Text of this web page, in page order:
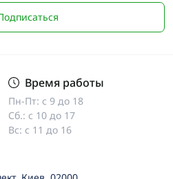
Время работы
Пн-Пт: с 9 до 18
Сб.: с 10 до 17
Вс: с 11 до 16